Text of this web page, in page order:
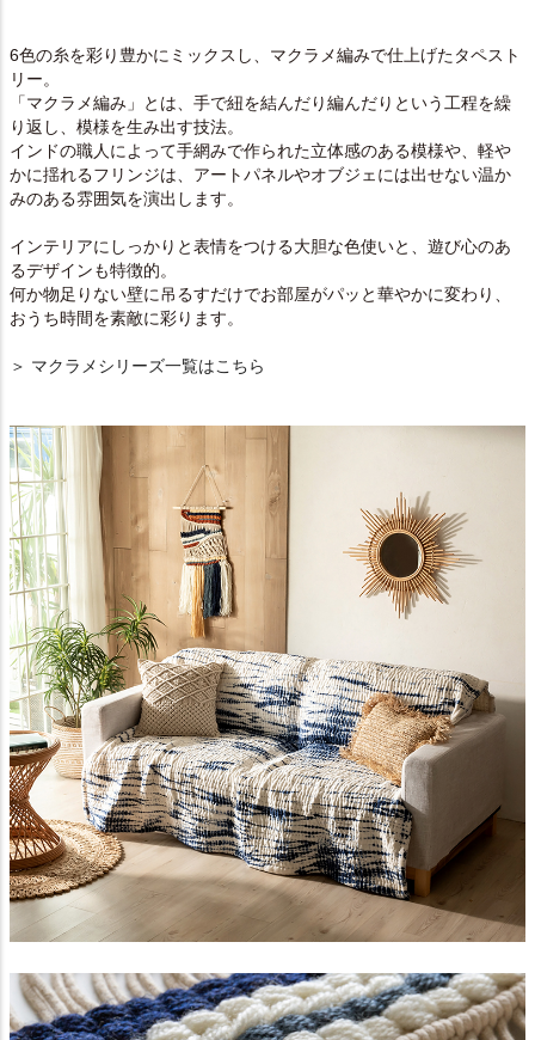
6色の糸を彩り豊かにミックスし、マクラメ編みで仕上げたタペスト
リー。
「マクラメ編み」とは、手で紐を結んだり編んだりという工程を繰
り返し、模様を生み出す技法。
インドの職人によって手網みで作られた立体感のある模様や、軽や
かに揺れるフリンジは、アートパネルやオブジェには出せない温か
みのある雰囲気を演出します。
インテリアにしっかりと表情をつける大胆な色使いと、遊び心のあ
るデザインも特徴的。
何か物足りない壁に吊るすだけでお部屋がパッと華やかに変わり、
おうち時間を素敵に彩ります。
＞ マクラメシリーズ一覧はこちら